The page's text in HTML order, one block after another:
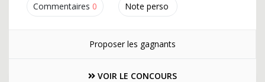
Commentaires 0 Note perso
Proposer les gagnants
VOIR LE CONCOURS